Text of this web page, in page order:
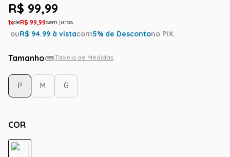
R$ 99,99
1 R$ 99,99
ouR$ 94.99 à vistacom5% de Descontono PIX.
Tamanho Tabela de Medidas
COR
P M G